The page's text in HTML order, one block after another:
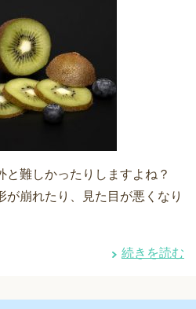
難しかったりしますよね？
が崩れたり、見た目が悪くなり
続きを読む